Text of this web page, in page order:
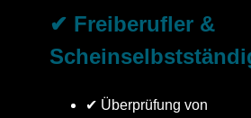
✔ Freiberufler &
✔ Überprüfung von